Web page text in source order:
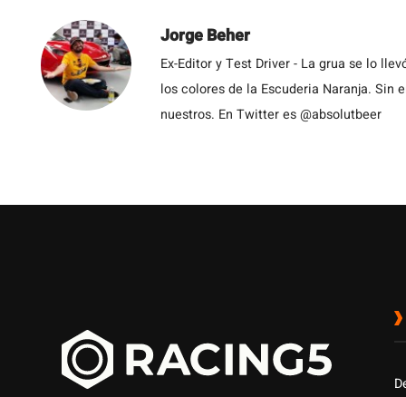
Jorge Beher
Ex-Editor y Test Driver - La grua se lo
los colores de la Escuderia Naranja. Sin
nuestros. En Twitter es @absolutbeer